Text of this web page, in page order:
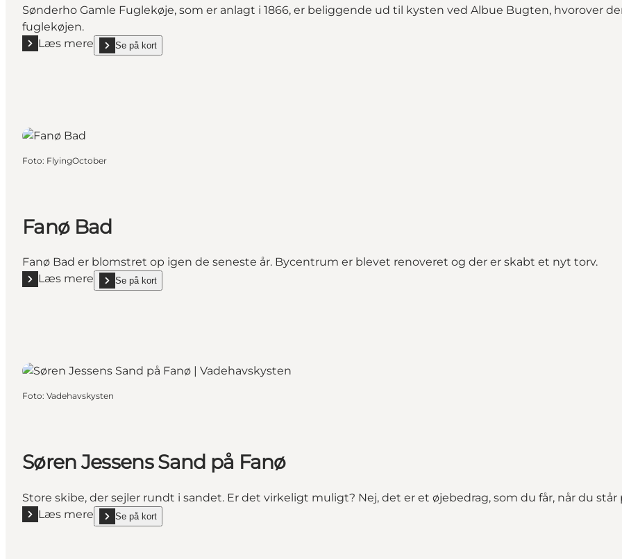
Sønderho Gamle Fuglekøje, som er anlagt i 1866, er beliggende ud til kysten ved Albue Bugten, hvorover
fuglekøjen.
Læs mere
Læs mere "Sønderho Gamle Fuglekøje på Fanø"
Se på kort
show Sønderho Gamle Fuglekøje på Fanø on_map
Foto: FlyingOctober
Fanø Bad
Fanø Bad er blomstret op igen de seneste år. Bycentrum er blevet renoveret og der er skabt et nyt torv.
Læs mere
Læs mere "Fanø Bad"
Se på kort
show Fanø Bad on_map
Foto: Vadehavskysten
Søren Jessens Sand på Fanø
Store skibe, der sejler rundt i sandet. Er det virkeligt muligt? Nej, det er et øjebedrag, som du får, når du står
Læs mere
Læs mere "Søren Jessens Sand på Fanø"
Se på kort
show Søren Jessens Sand på Fanø on_map